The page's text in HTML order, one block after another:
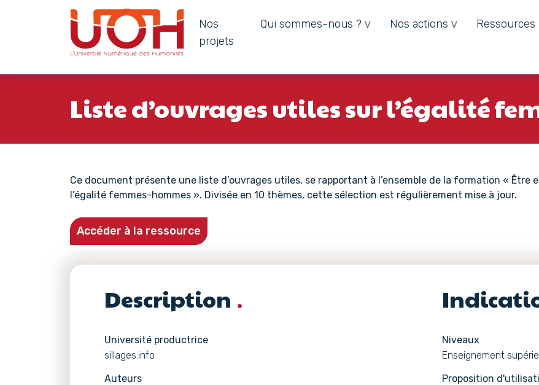
Navigation principale
Nos
projets
Qui sommes-nous ? Nos actions Ressources
Liste d’ouvrages utiles sur l’égalité
Ce document présente une liste d’ouvrages utiles, se rapportant à l’ensemble de la formation « Être
l’égalité femmes-hommes ». Divisée en 10 thèmes, cette sélection est régulièrement mise à jour.
Accéder à la ressource
Description
Université productrice
sillages.info
Auteurs
Niveaux
Enseignement
Proposition